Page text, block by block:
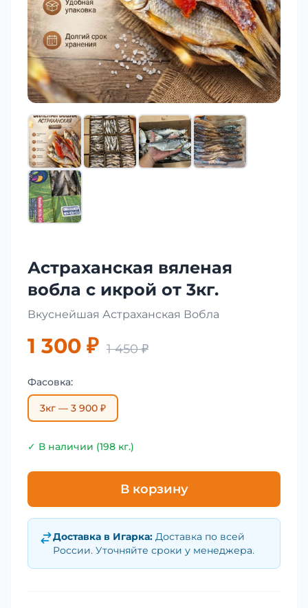
Астраханская вяленая
вобла с икрой от 3кг.
Вкуснейшая Астраханская Вобла
1 300 ₽ 1 450 ₽
Фасовка:
3кг — 3 900 ₽
✓ В наличии (198 кг.)
В корзину
Доставка в Игарка: Доставка по всей
России. Уточняйте сроки у менеджера.